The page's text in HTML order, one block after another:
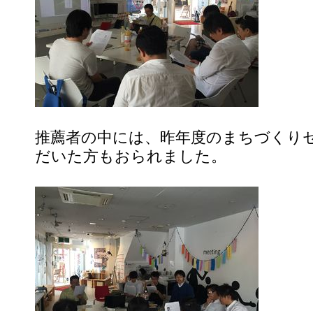
推薦者の中には、昨年度のまちづくり
だいた方もおられました。